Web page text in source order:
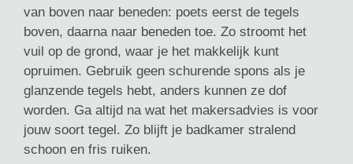
van boven naar beneden: poets eerst de tegels
boven, daarna naar beneden toe. Zo stroomt het
vuil op de grond, waar je het makkelijk kunt
opruimen. Gebruik geen schurende spons als je
glanzende tegels hebt, anders kunnen ze dof
worden. Ga altijd na wat het makersadvies is voor
jouw soort tegel. Zo blijft je badkamer stralend
schoon en fris ruiken.